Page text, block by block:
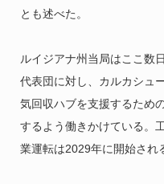
とも述べた。
ルイジアナ州当局はここ数
代表団に対し、カルカシュ
気回収ハブを支援するため
するよう働きかけている。
業運転は2029年に開始され